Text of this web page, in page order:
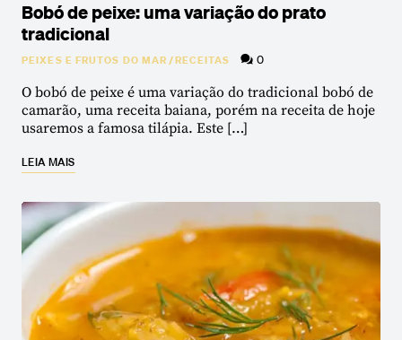
Bobó de peixe: uma variação do prato
tradicional
PEIXES E FRUTOS DO MAR/RECEITAS 0
O bobó de peixe é uma variação do tradicional bobó de
camarão, uma receita baiana, porém na receita de hoje
usaremos a famosa tilápia. Este […]
LEIA MAIS